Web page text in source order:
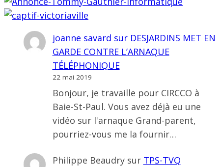
joanne savard sur DESJARDINS MET EN
GARDE CONTRE L’ARNAQUE
TÉLÉPHONIQUE
22 mai 2019
Bonjour, je travaille pour CIRCCO à
Baie-St-Paul. Vous avez déjà eu une
vidéo sur l'arnaque Grand-parent,
pourriez-vous me la fournir…
Philippe Beaudrysur TPS-TVQ